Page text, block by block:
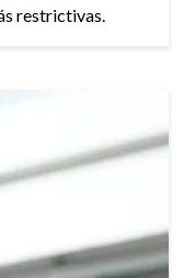
restrictivas.